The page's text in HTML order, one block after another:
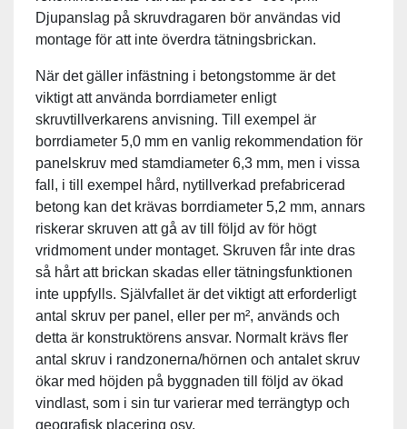
Djupanslag på skruvdragaren bör användas vid
montage för att inte överdra tätningsbrickan.
När det gäller infästning i betongstomme är det
viktigt att använda borrdiameter enligt
skruvtillverkarens anvisning. Till exempel är
borrdiameter 5,0 mm en vanlig rekommendation för
panelskruv med stamdiameter 6,3 mm, men i vissa
fall, i till exempel hård, nytillverkad prefabricerad
betong kan det krävas borrdiameter 5,2 mm, annars
riskerar skruven att gå av till följd av för högt
vridmoment under montaget. Skruven får inte dras
så hårt att brickan skadas eller tätningsfunktionen
inte uppfylls. Självfallet är det viktigt att erforderligt
antal skruv per panel, eller per m², används och
detta är konstruktörens ansvar. Normalt krävs fler
antal skruv i randzonerna/hörnen och antalet skruv
ökar med höjden på byggnaden till följd av ökad
vindlast, som i sin tur varierar med terrängtyp och
geografisk placering osv.